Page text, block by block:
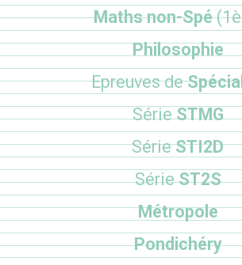
Maths non-Spé
Philosophie
Epreuves de
SérieSTMG
SérieSTI2D
SérieST2S
Métropole
Pondichéry